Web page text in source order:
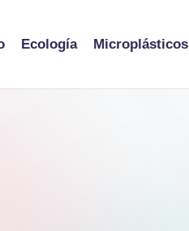
Ecología Microplásticos